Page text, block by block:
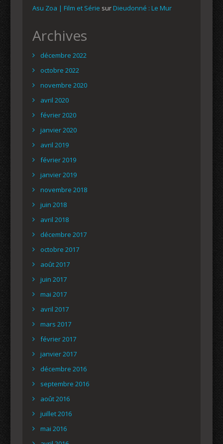
Asu Zoa | Film et Série surDieudonné : Le Mur
Archives
décembre 2022
octobre 2022
novembre 2020
avril 2020
février 2020
janvier 2020
avril 2019
février 2019
janvier 2019
novembre 2018
juin 2018
avril 2018
décembre 2017
octobre 2017
août 2017
juin 2017
mai 2017
avril 2017
mars 2017
février 2017
janvier 2017
décembre 2016
septembre 2016
août 2016
juillet 2016
mai 2016